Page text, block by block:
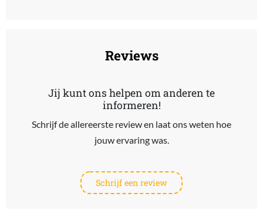
Reviews
Jij kunt ons helpen om anderen te
informeren!
Schrijf de allereerste review en laat ons weten hoe
jouw ervaring was.
Schrijf een review